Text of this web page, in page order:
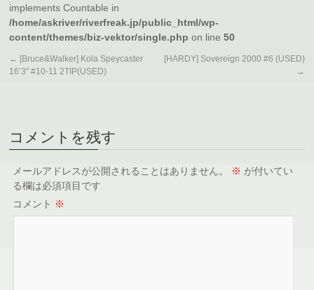
implements Countable in
/home/askriver/riverfreak.jp/public_html/wp-
content/themes/biz-vektor/single.php on line50
← [Bruce&Walker] Kola Speycaster
16’3″ #10-11 2TIP(USED)
[HARDY] Sovereign 2000 #6 (USED)
→
コメントを残す
メールアドレスが公開されることはありません。 ※ が付いてい
る欄は必須項目です
コメント ※